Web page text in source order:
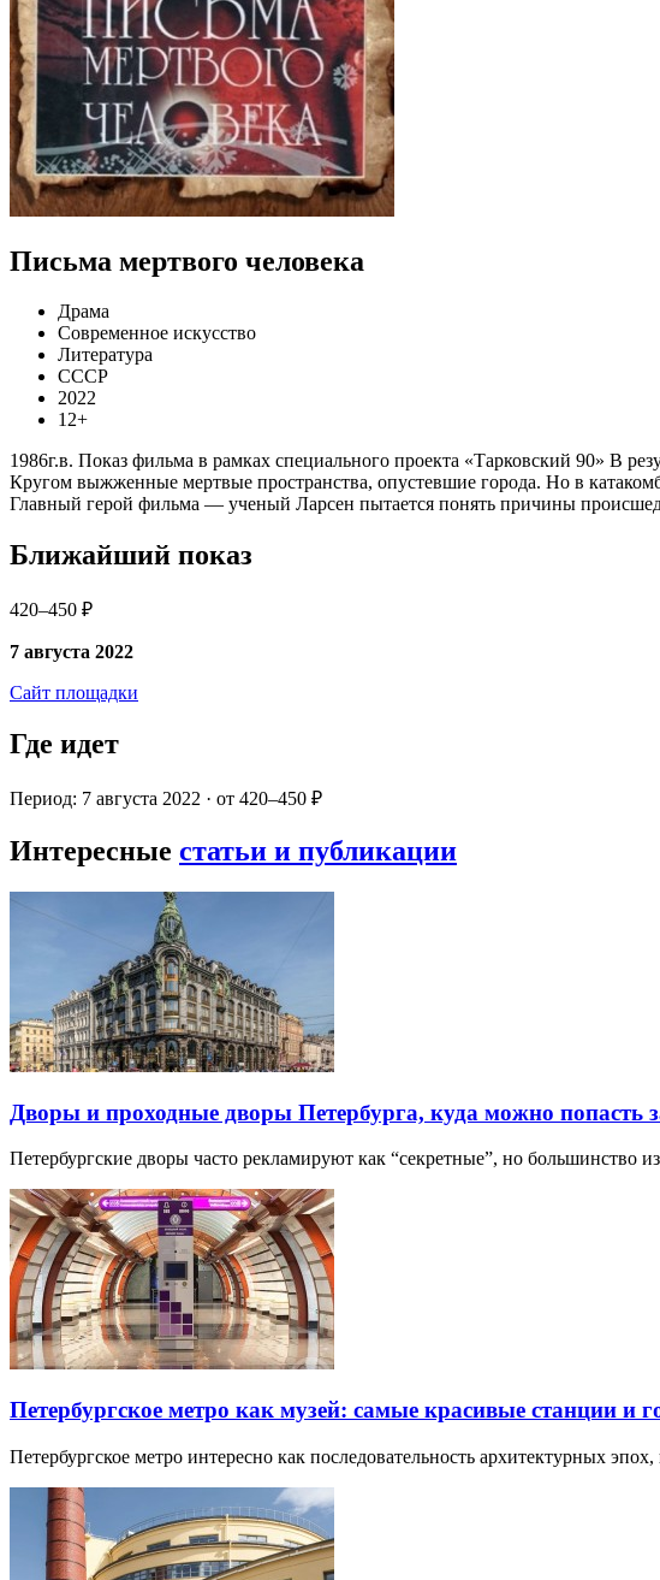
Письма мертвого человека
Драма
Современное искусство
Литература
СССР
2022
12+
1986г.в. Показ фильма в рамках специального проекта «Тарковский 90» В
Кругом выжженные мертвые пространства, опустевшие города. Но в
Главный герой фильма — ученый Ларсен пытается понять причины
Ближайший показ
420–450 ₽
7 августа 2022
Сайт площадки
Где идет
Период: 7 августа 2022 · от 420–450 ₽
Интересные статьи и публикации
Дворы и проходные дворы Петербурга, куда можно попасть
Петербургские дворы часто рекламируют как “секретные”, но большинство
Петербургское метро как музей: самые красивые станции и
Петербургское метро интересно как последовательность архитектурных